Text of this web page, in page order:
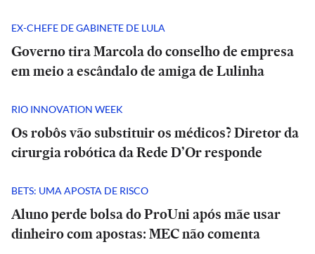
EX-CHEFE DE GABINETE DE LULA
Governo tira Marcola do conselho de empresa
em meio a escândalo de amiga de Lulinha
RIO INNOVATION WEEK
Os robôs vão substituir os médicos? Diretor da
cirurgia robótica da Rede D’Or responde
BETS: UMA APOSTA DE RISCO
Aluno perde bolsa do ProUni após mãe usar
dinheiro com apostas: MEC não comenta